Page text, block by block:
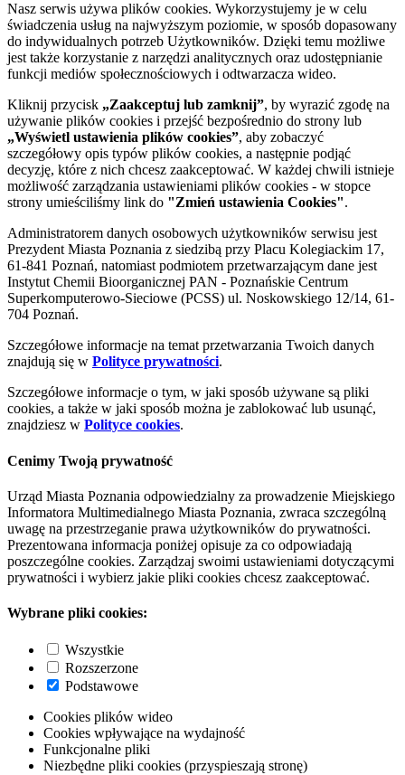
Nasz serwis używa plików cookies. Wykorzystujemy je w celu
świadczenia usług na najwyższym poziomie, w sposób dopasowany
do indywidualnych potrzeb Użytkowników. Dzięki temu możliwe
jest także korzystanie z narzędzi analitycznych oraz udostępnianie
funkcji mediów społecznościowych i odtwarzacza wideo.
Kliknij przycisk „Zaakceptuj lub zamknij”, by wyrazić zgodę na
używanie plików cookies i przejść bezpośrednio do strony lub
„Wyświetl ustawienia plików cookies”, aby zobaczyć
szczegółowy opis typów plików cookies, a następnie podjąć
decyzję, które z nich chcesz zaakceptować. W każdej chwili istnieje
możliwość zarządzania ustawieniami plików cookies - w stopce
strony umieściliśmy link do "Zmień ustawienia Cookies".
Administratorem danych osobowych użytkowników serwisu jest
Prezydent Miasta Poznania z siedzibą przy Placu Kolegiackim 17,
61-841 Poznań, natomiast podmiotem przetwarzającym dane jest
Instytut Chemii Bioorganicznej PAN - Poznańskie Centrum
Superkomputerowo-Sieciowe (PCSS) ul. Noskowskiego 12/14, 61-
704 Poznań.
Szczegółowe informacje na temat przetwarzania Twoich danych
znajdują się w Polityce prywatności.
Szczegółowe informacje o tym, w jaki sposób używane są pliki
cookies, a także w jaki sposób można je zablokować lub usunąć,
znajdziesz w Polityce cookies.
Cenimy Twoją prywatność
Urząd Miasta Poznania odpowiedzialny za prowadzenie Miejskiego
Informatora Multimedialnego Miasta Poznania, zwraca szczególną
uwagę na przestrzeganie prawa użytkowników do prywatności.
Prezentowana informacja poniżej opisuje za co odpowiadają
poszczególne cookies. Zarządzaj swoimi ustawieniami dotyczącymi
prywatności i wybierz jakie pliki cookies chcesz zaakceptować.
Wybrane pliki cookies:
Wszystkie
Rozszerzone
Podstawowe
Cookies plików wideo
Cookies wpływające na wydajność
Funkcjonalne pliki
Niezbędne pliki cookies (przyspieszają stronę)